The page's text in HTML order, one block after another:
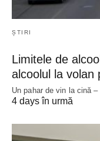
ȘTIRI
Limitele de
alcoolul la volan
Un pahar de vin la cină
4 days în urmă